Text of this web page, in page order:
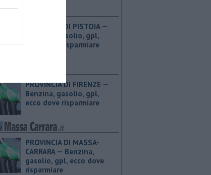
PROVINCIA DI PISTOIA — ​
Benzina, gasolio, gpl,
ecco dove risparmiare
PROVINCIA DI FIRENZE — ​
Benzina, gasolio, gpl,
ecco dove risparmiare
PROVINCIA DI MASSA-
CARRARA — ​Benzina,
gasolio, gpl, ecco dove
risparmiare